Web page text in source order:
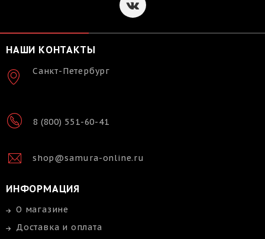
НАШИ КОНТАКТЫ
Санкт-Петербург
8 (800) 551-60-41
shop@samura-online.ru
ИНФОРМАЦИЯ
О магазине
Доставка и оплата